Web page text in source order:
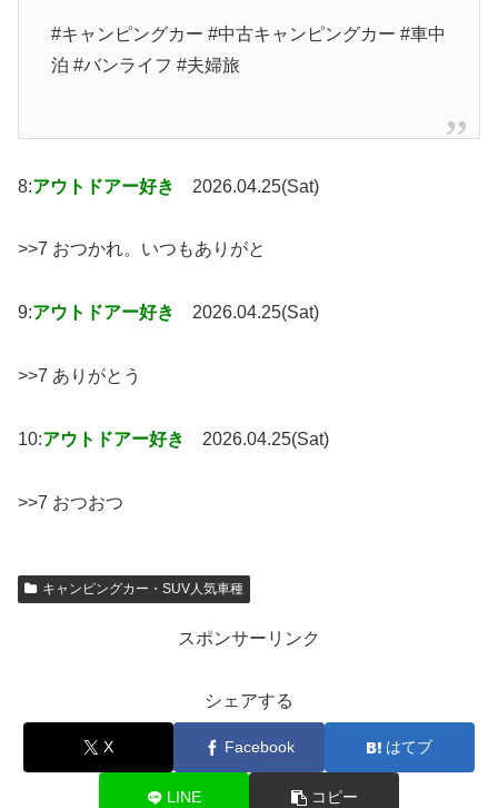
#キャンピングカー #中古キャンピングカー #車中
泊 #バンライフ #夫婦旅
8:アウトドアー好き 2026.04.25(Sat)
>>7 おつかれ。いつもありがと
9:アウトドアー好き 2026.04.25(Sat)
>>7 ありがとう
10:アウトドアー好き 2026.04.25(Sat)
>>7 おつおつ
キャンピングカー・SUV人気車種
スポンサーリンク
シェアする
X Facebook はてブ
LINE コピー